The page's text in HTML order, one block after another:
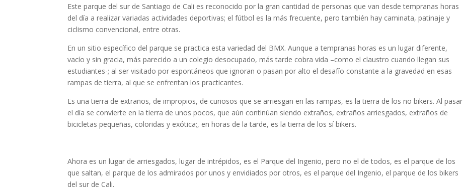
Este parque del sur de Santiago de Cali es reconocido por la gran cantidad de personas que van desde tempranas horas
del día a realizar variadas actividades deportivas; el fútbol es la más frecuente, pero también hay caminata, patinaje y
ciclismo convencional, entre otras.
En un sitio específico del parque se practica esta variedad del BMX. Aunque a tempranas horas es un lugar diferente,
vacío y sin gracia, más parecido a un colegio desocupado, más tarde cobra vida –como el claustro cuando llegan sus
estudiantes-; al ser visitado por espontáneos que ignoran o pasan por alto el desafío constante a la gravedad en esas
rampas de tierra, al que se enfrentan los practicantes.
Es una tierra de extraños, de impropios, de curiosos que se arriesgan en las rampas, es la tierra de los no bikers. Al pasar
el día se convierte en la tierra de unos pocos, que aún continúan siendo extraños, extraños arriesgados, extraños de
bicicletas pequeñas, coloridas y exótica;, en horas de la tarde, es la tierra de los sí bikers.
Ahora es un lugar de arriesgados, lugar de intrépidos, es el Parque del Ingenio, pero no el de todos, es el parque de los
que saltan, el parque de los admirados por unos y envidiados por otros, es el parque del Ingenio, el parque de los bikers
del sur de Cali.